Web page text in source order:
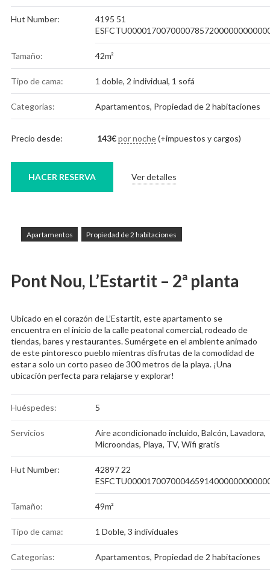
Hut Number:
4195 51
Tamaño: 42m²
Tipo de cama: 1 doble, 2 individual, 1 sofá
Categorías: Apartamentos, Propiedad de 2 habitaciones
Precio desde: 143€ por noche(+impuestos y cargos)
Ver detalles
HACER RESERVA
Apartamentos Propiedad de 2 habitaciones
Pont Nou, L’Estartit – 2ª planta
Ubicado en el corazón de L’Estartit, este apartamento se
encuentra en el inicio de la calle peatonal comercial, rodeado de
tiendas, bares y restaurantes. Sumérgete en el ambiente animado
de este pintoresco pueblo mientras disfrutas de la comodidad de
estar a solo un corto paseo de 300 metros de la playa. ¡Una
ubicación perfecta para relajarse y explorar!
Huéspedes: 5
Servicios Aire acondicionado incluido, Balcón, Lavadora,
Microondas, Playa, TV, Wifi gratis
Hut Number:
42897 22
Tamaño: 49m²
Tipo de cama: 1 Doble, 3 individuales
Categorías: Apartamentos, Propiedad de 2 habitaciones